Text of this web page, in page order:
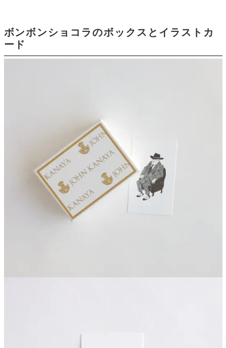
ボンボンショコラのボックスとイラストカ
ード